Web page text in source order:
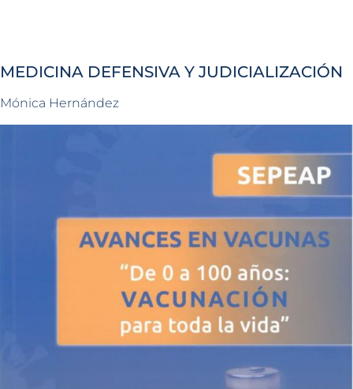
MEDICINA DEFENSIVA Y JUDICIALIZACIÓN
Mónica Hernández